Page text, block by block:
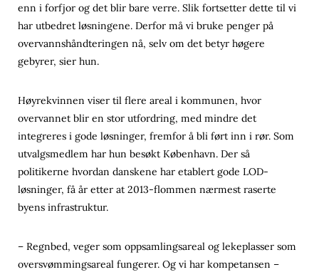
enn i forfjor og det blir bare verre. Slik fortsetter dette til vi
har utbedret løsningene. Derfor må vi bruke penger på
overvannshåndteringen nå, selv om det betyr høgere
gebyrer, sier hun.
Høyrekvinnen viser til flere areal i kommunen, hvor
overvannet blir en stor utfordring, med mindre det
integreres i gode løsninger, fremfor å bli ført inn i rør. Som
utvalgsmedlem har hun besøkt København. Der så
politikerne hvordan danskene har etablert gode LOD-
løsninger, få år etter at 2013-flommen nærmest raserte
byens infrastruktur.
– Regnbed, veger som oppsamlingsareal og lekeplasser som
oversvømmingsareal fungerer. Og vi har kompetansen –